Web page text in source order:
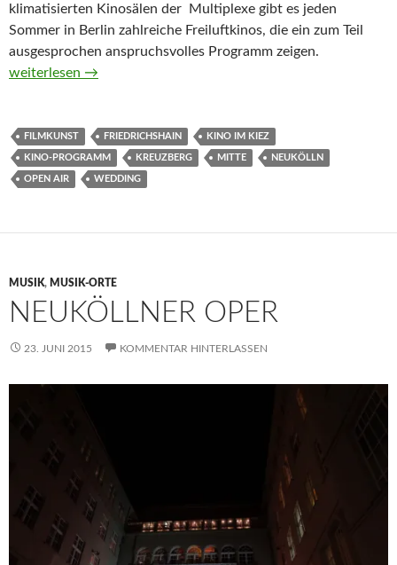
klimatisierten Kinosälen der Multiplexe gibt es jeden
Sommer in Berlin zahlreiche Freiluftkinos, die ein zum Teil
ausgesprochen anspruchsvolles Programm zeigen.
Sommerkino unter freiem Himmel
weiterlesen →
FILMKUNST FRIEDRICHSHAIN KINO IM KIEZ
KINO-PROGRAMM KREUZBERG MITTE NEUKÖLLN
OPEN AIR WEDDING
MUSIK, MUSIK-ORTE
NEUKÖLLNER OPER
23. JUNI 2015 KOMMENTAR HINTERLASSEN